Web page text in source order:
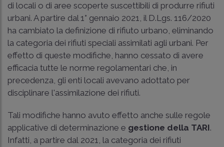
di locali o di aree scoperte suscettibili di produrre rifiuti
urbani. A partire dal 1° gennaio 2021, il D.Lgs. 116/2020
ha cambiato la definizione di rifiuto urbano, eliminando
la categoria dei rifiuti speciali assimilati agli urbani. Per
effetto di queste modifiche, hanno cessato di avere
efficacia tutte le norme regolamentari che, in
precedenza, gli enti locali avevano adottato per
disciplinare l'assimilazione dei rifiuti.
Tali modifiche hanno avuto effetto anche sulle regole
applicative di determinazione e gestione della TARI.
Infatti, a partire dal 2021, la categoria dei rifiuti